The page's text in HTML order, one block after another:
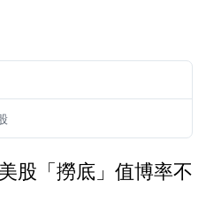
股「撈底」值博率不